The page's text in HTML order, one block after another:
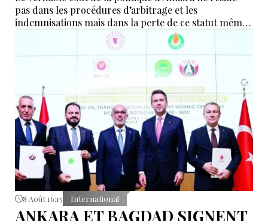
pas dans les procédures d’arbitrage et les
indemnisations mais dans la perte de ce statut même
d’« intermédiaire indispensable » que la Turquie a mis
des décennies à construire.
8 Août 16:15 International
ANKARA ET BAGDAD SIGNENT